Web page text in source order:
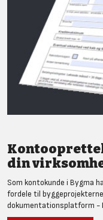
din
Som kontokunde i Bygma
fordele til
dokumentationsplatform -